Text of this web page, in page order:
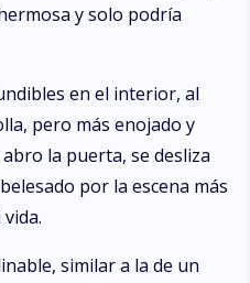
y solo podría
en el interior, al
pero más enojado y
la puerta, se desliza
por la escena más
similar a la de un